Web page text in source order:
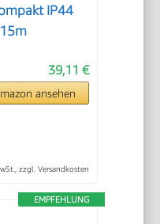
IP44
39,11 €
ansehen
zzgl. Versandkosten
EMPFEHLUNG